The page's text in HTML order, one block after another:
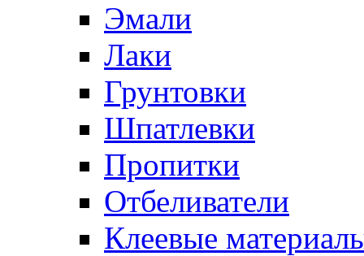
Эмали
Лаки
Грунтовки
Шпатлевки
Пропитки
Отбеливатели
Клеевые